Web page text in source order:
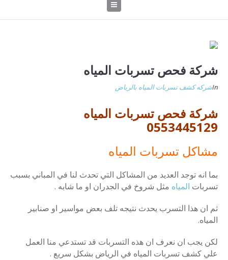
شركة فحص تسربات المياه
Inشركه كشف تسربات المياه بالرياض
شركة فحص تسربات المياه
0553445129
مشاكل تسربات المياه
بما انه توجد العديد من المشاكل التي تحدث لنا في المباني بسبب
تسربات المياه مثل شروخ في الجدران او ما شابه .
ثم ان هذا التسرب يحدث نتيجه تلف بعض مواسير او صنابير
المياه.
لكن يجب ان نعرف ان هذه التسربات قد تستدعي منا العمل
علي كشف تسربات المياه في الرياض بشكل سريع .